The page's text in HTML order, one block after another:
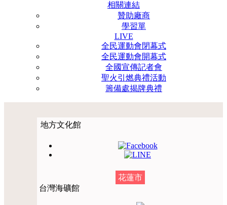
相關連結
贊助廠商
學習單
LIVE
全民運動會閉幕式
全民運動會開幕式
全國宣傳記者會
聖火引燃典禮活動
籌備處揭牌典禮
地方文化館
花蓮市
台灣海礦館